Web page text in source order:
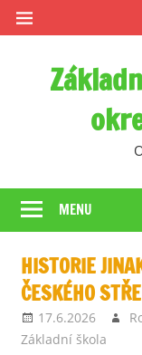
Skip
to
MENU
HISTORIE
ČESKÉHO
17.6.2026
Základní škola